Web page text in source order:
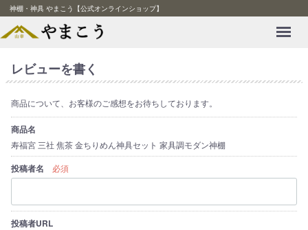
神棚・神具 やまこう【公式オンラインショップ】
レビューを書く
商品について、お客様のご感想をお待ちしております。
商品名
寿福宮 三社 焦茶 金ちりめん神具セット 家具調モダン神棚
投稿者名 必須
投稿者URL